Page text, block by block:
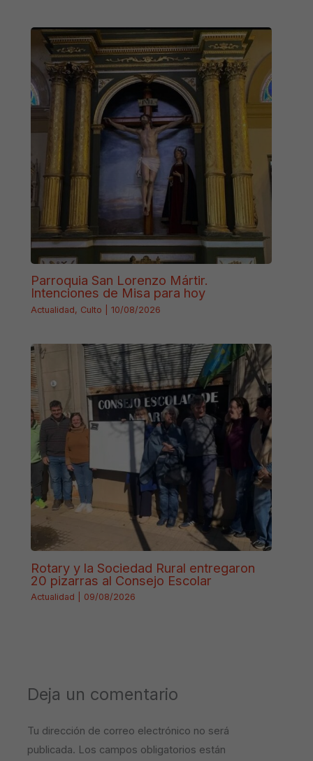
Parroquia San Lorenzo Mártir.
Intenciones de Misa para hoy
Actualidad, Culto |10/08/2026
Rotary y la Sociedad Rural entregaron
20 pizarras al Consejo Escolar
Actualidad 09/08/2026
Deja un comentario
Tu dirección de correo electrónico no será
publicada. Los campos obligatorios están